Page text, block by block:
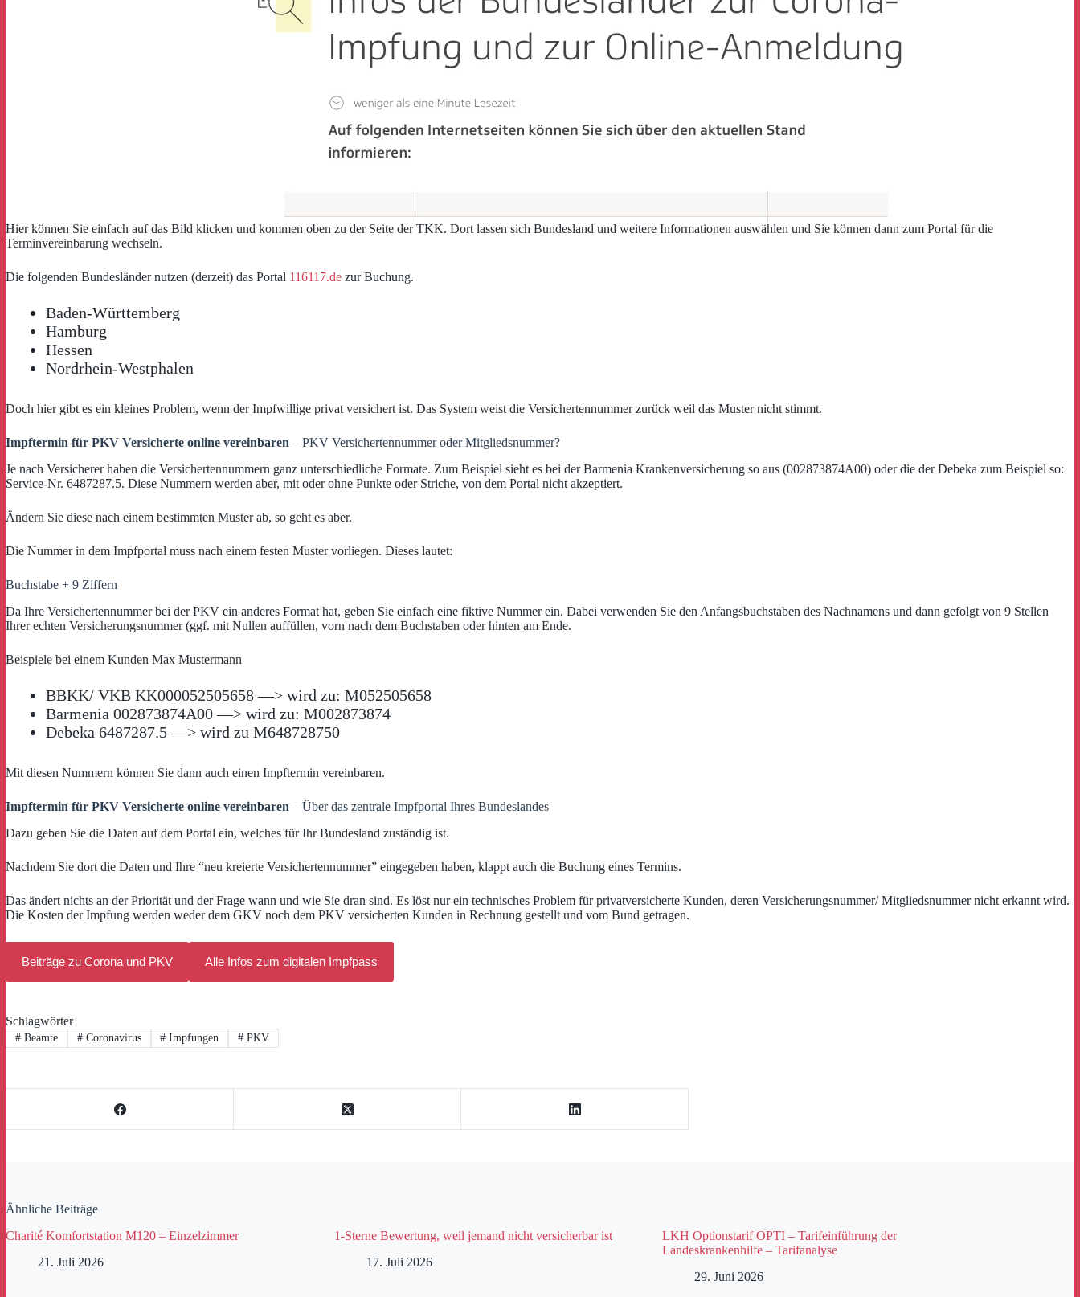
Hier können Sie einfach auf das Bild klicken und kommen oben zu der Seite der TKK. Dort lassen sich Bundesland und weitere Informationen auswählen und Sie können dann zum Portal für die
Terminvereinbarung wechseln.
Die folgenden Bundesländer nutzen (derzeit) das Portal 116117.de zur Buchung.
Baden-Württemberg
Hamburg
Hessen
Nordrhein-Westphalen
Doch hier gibt es ein kleines Problem, wenn der Impfwillige privat versichert ist. Das System weist die Versichertennummer zurück weil das Muster nicht stimmt.
Impftermin für PKV Versicherte online vereinbaren – PKV Versichertennummer oder Mitgliedsnummer?
Je nach Versicherer haben die Versichertennummern ganz unterschiedliche Formate. Zum Beispiel sieht es bei der Barmenia Krankenversicherung so aus (002873874A00) oder die der Debeka zum Beispiel so:
Service-Nr. 6487287.5. Diese Nummern werden aber, mit oder ohne Punkte oder Striche, von dem Portal nicht akzeptiert.
Ändern Sie diese nach einem bestimmten Muster ab, so geht es aber.
Die Nummer in dem Impfportal muss nach einem festen Muster vorliegen. Dieses lautet:
Buchstabe + 9 Ziffern
Da Ihre Versichertennummer bei der PKV ein anderes Format hat, geben Sie einfach eine fiktive Nummer ein. Dabei verwenden Sie den Anfangsbuchstaben des Nachnamens und dann gefolgt von 9 Stellen
Ihrer echten Versicherungsnummer (ggf. mit Nullen auffüllen, vorn nach dem Buchstaben oder hinten am Ende.
Beispiele bei einem Kunden Max Mustermann
BBKK/ VKB KK000052505658 —> wird zu: M052505658
Barmenia 002873874A00 —> wird zu: M002873874
Debeka 6487287.5 —> wird zu M648728750
Mit diesen Nummern können Sie dann auch einen Impftermin vereinbaren.
Impftermin für PKV Versicherte online vereinbaren – Über das zentrale Impfportal Ihres Bundeslandes
Dazu geben Sie die Daten auf dem Portal ein, welches für Ihr Bundesland zuständig ist.
Nachdem Sie dort die Daten und Ihre “neu kreierte Versichertennummer” eingegeben haben, klappt auch die Buchung eines Termins.
Das ändert nichts an der Priorität und der Frage wann und wie Sie dran sind. Es löst nur ein technisches Problem für privatversicherte Kunden, deren Versicherungsnummer/ Mitgliedsnummer nicht erkannt wird.
Die Kosten der Impfung werden weder dem GKV noch dem PKV versicherten Kunden in Rechnung gestellt und vom Bund getragen.
Beiträge zu Corona und PKV Alle Infos zum digitalen Impfpass
Schlagwörter
#Beamte #Coronavirus # Impfungen # PKV
Ähnliche Beiträge
Charité Komfortstation M120 – Einzelzimmer
21. Juli 2026
1-Sterne Bewertung, weil jemand nicht versicherbar ist
17. Juli 2026
LKH Optionstarif OPTI – Tarifeinführung der
Landeskrankenhilfe – Tarifanalyse
29. Juni 2026